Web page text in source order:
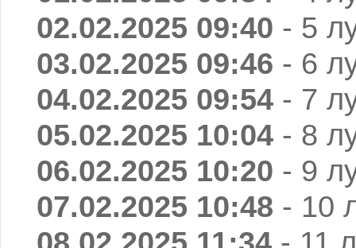
02.02.2025 09:40 - 5
03.02.2025 09:46 - 6
04.02.2025 09:54 - 7
05.02.2025 10:04 - 8
06.02.2025 10:20 - 9
07.02.2025 10:48 - 10